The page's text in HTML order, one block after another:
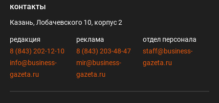
контакты
Казань, Лобачевского 10, корпус 2
редакция
8 (843) 202-12-10
info@business-
gazeta.ru
реклама
8 (843) 203-48-47
mir@business-
gazeta.ru
отдел персонала
staff@business-
gazeta.ru